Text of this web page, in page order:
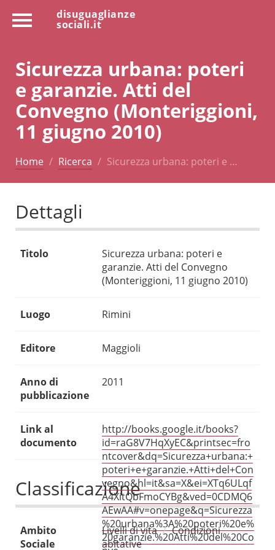
disuguaglianze
sociali.it
Sicurezza urbana: poteri
e garanzie. Atti del
Convegno (Monteriggioni,
11 giugno 2010)
Home Ricerca Sicurezza urbana: poteri e …
Dettagli
Titolo
Sicurezza urbana: poteri e
garanzie. Atti del Convegno
(Monteriggioni, 11 giugno 2010)
Luogo Rimini
Editore Maggioli
Anno di
pubblicazione
2011
Link al
documento
http://books.google.it/books?
id=raG8V7HqXyEC&printsec=fro
ntcover&dq=Sicurezza+urbana:+
poteri+e+garanzie.+Atti+del+Con
vegno&hl=it&sa=X&ei=XTq6ULqf
A4XitQbFmoCYBg&ved=0CDMQ6
AEwAA#v=onepage&q=Sicurezza
%20urbana%3A%20poteri%20e%
20garanzie.%20Atti%20del%20Co
Classificazione
Ambito
Sociale
Livelli di vita
Condizioni
abitative